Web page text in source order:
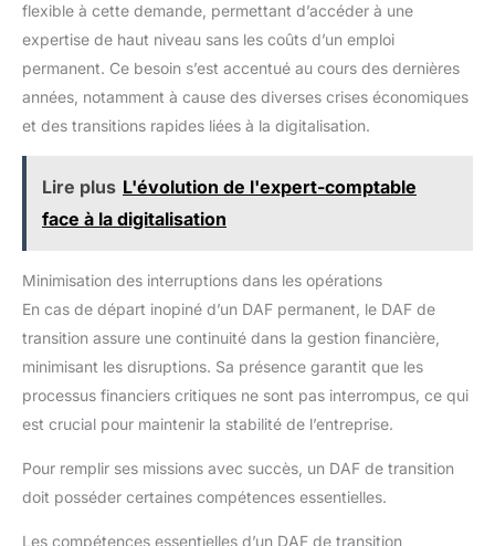
flexible à cette demande, permettant d’accéder à une
expertise de haut niveau sans les coûts d’un emploi
permanent. Ce besoin s’est accentué au cours des dernières
années, notamment à cause des diverses crises économiques
et des transitions rapides liées à la digitalisation.
Lire plus L'évolution de l'expert-comptable
face à la digitalisation
Minimisation des interruptions dans les opérations
En cas de départ inopiné d’un DAF permanent, le DAF de
transition assure une continuité dans la gestion financière,
minimisant les disruptions. Sa présence garantit que les
processus financiers critiques ne sont pas interrompus, ce qui
est crucial pour maintenir la stabilité de l’entreprise.
Pour remplir ses missions avec succès, un DAF de transition
doit posséder certaines compétences essentielles.
Les compétences essentielles d’un DAF de transition